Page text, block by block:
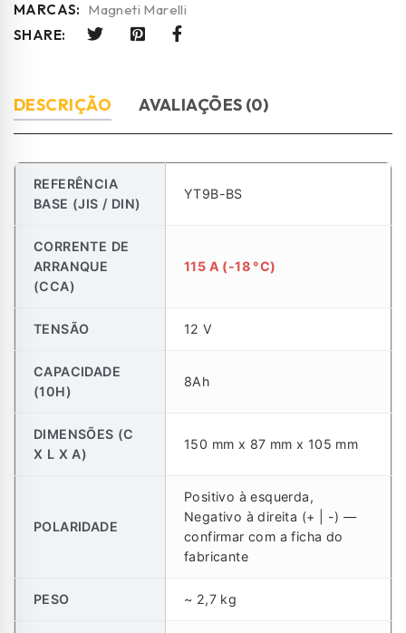
MARCAS: Magneti Marelli
SHARE:
DESCRIÇÃO AVALIAÇÕES (0)
REFERÊNCIA
BASE (JIS / DIN)
YT9B-BS
CORRENTE DE
ARRANQUE
(CCA)
115 A (-18 °C)
TENSÃO 12 V
CAPACIDADE
(10H)
8Ah
DIMENSÕES (C
X L X A)
150 mm x 87 mm x 105 mm
POLARIDADE
Positivo à esquerda,
Negativo à direita (+ | -) —
confirmar com a ficha do
fabricante
PESO ~ 2,7 kg